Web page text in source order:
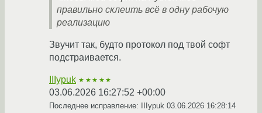
правильно склеить всё в одну рабочую
реализацию
Звучит так, будто протокол под твой софт
подстраивается.
IIIypuk ★★★★★
03.06.2026 16:27:52 +00:00
Последнее исправление: IIIypuk 03.06.2026 16:28:14